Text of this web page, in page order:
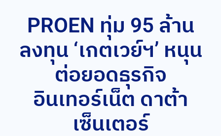
PROEN ทุ่ม 95 ล้าน
ลงทุน ‘เกตเวย์ฯ’ หนุน
ต่อยอดธุรกิจ
อินเทอร์เน็ต ดาต้า
เซ็นเตอร์